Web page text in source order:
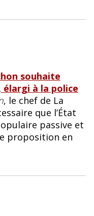
souhaite
à la police
, le chef de La
que l’État
passive et
proposition en